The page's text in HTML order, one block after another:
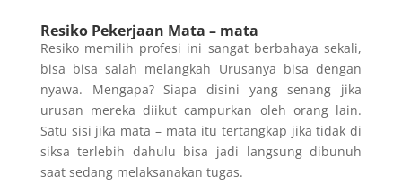
Resiko Pekerjaan Mata – mata
Resiko memilih profesi ini sangat berbahaya sekali,
bisa bisa salah melangkah Urusanya bisa dengan
nyawa. Mengapa? Siapa disini yang senang jika
urusan mereka diikut campurkan oleh orang lain.
Satu sisi jika mata – mata itu tertangkap jika tidak di
siksa terlebih dahulu bisa jadi langsung dibunuh
saat sedang melaksanakan tugas.